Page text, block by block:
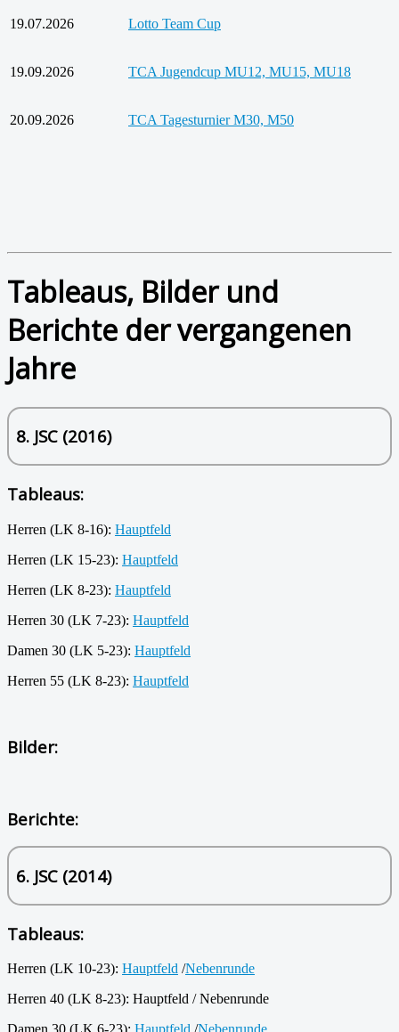
19.07.2026 Lotto Team Cup
19.09.2026 TCA Jugendcup MU12, MU15, MU18
20.09.2026 TCA Tagesturnier M30, M50
Tableaus, Bilder und
Berichte der vergangenen
Jahre
8. JSC (2016)
Tableaus:
Herren (LK 8-16): Hauptfeld
Herren (LK 15-23): Hauptfeld
Herren (LK 8-23): Hauptfeld
Herren 30 (LK 7-23): Hauptfeld
Damen 30 (LK 5-23): Hauptfeld
Herren 55 (LK 8-23): Hauptfeld
Bilder:
Berichte:
6. JSC (2014)
Tableaus:
Herren (LK 10-23): Hauptfeld /Nebenrunde
Herren 40 (LK 8-23): Hauptfeld / Nebenrunde